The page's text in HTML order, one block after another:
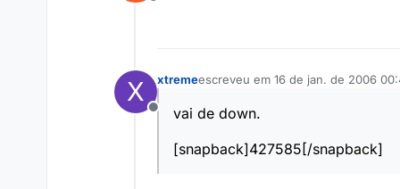
Offline
X
Offline
xtremeescreveu em 16 de jan. de 2006
última edição por
vai de down.
[snapback]427585[/snapback]